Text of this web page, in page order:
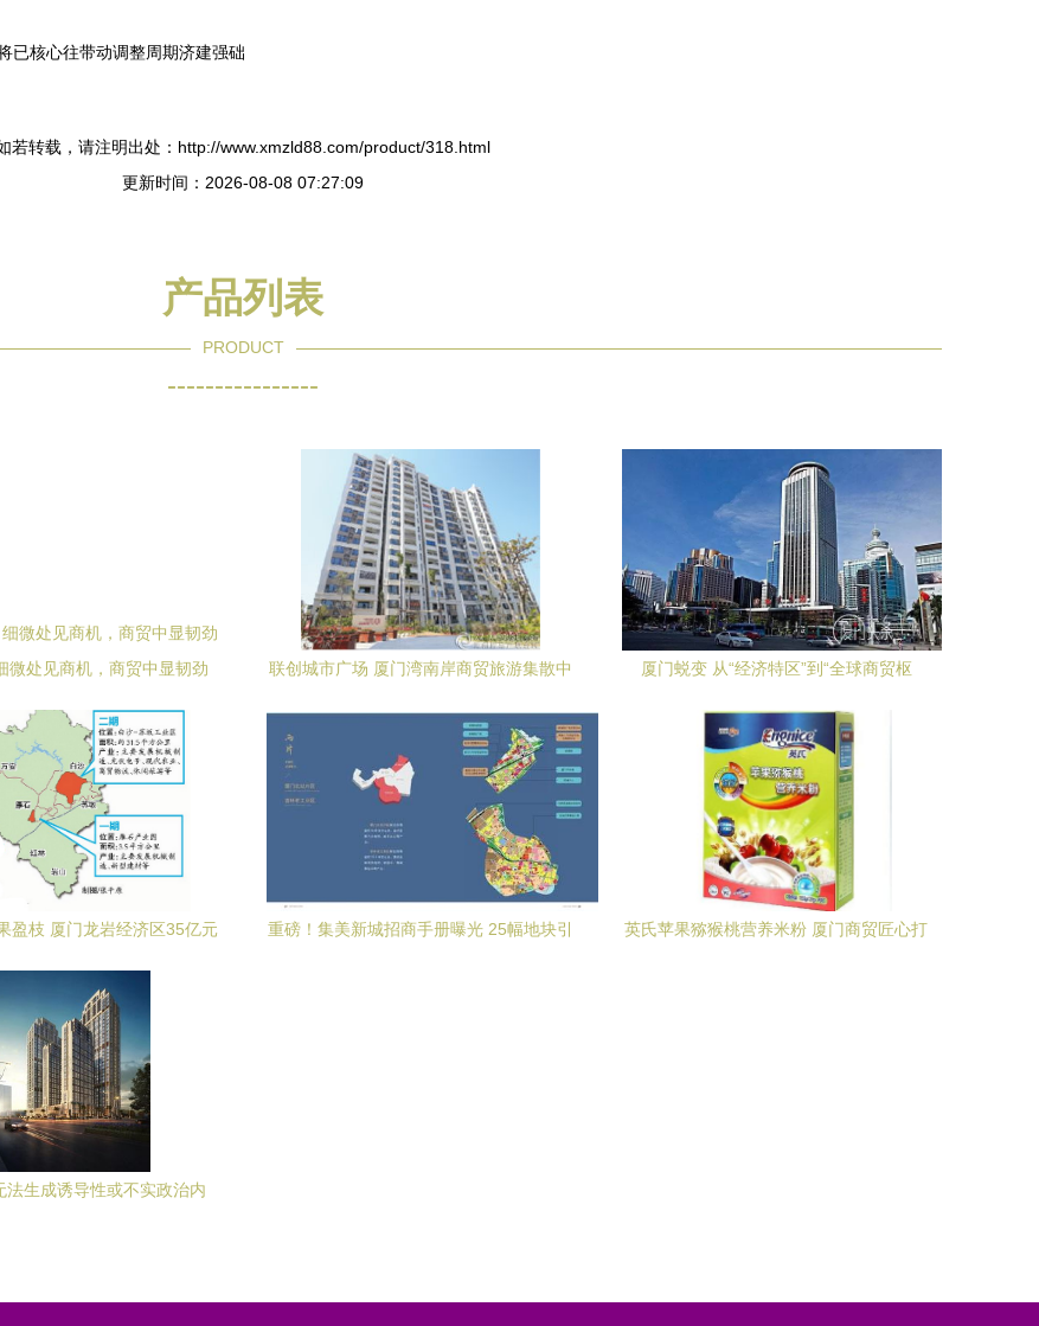
已核心往带动调整周期济建强础
若转载，请注明出处：http://www.xmzld88.com/product/318.html
更新时间：2026-08-08 07:27:09
产品列表
PRODUCT
----------------
微处见商机，商贸中显韧劲
联创城市广场 厦门湾南岸商贸旅游集散中
厦门蜕变 从“经济特区”到“全球商贸枢
盈枝 厦门龙岩经济区35亿元
重磅！集美新城招商手册曝光 25幅地块引
英氏苹果猕猴桃营养米粉 厦门商贸匠心打
法生成诱导性或不实政治内